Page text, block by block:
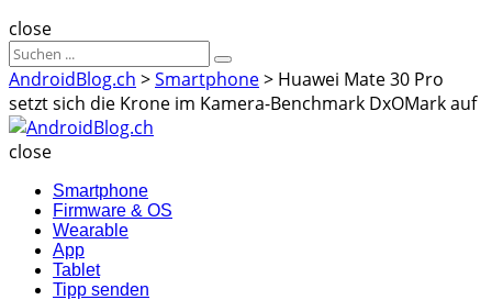
Suche
close
Sucheergebnisse
für
Suche
AndroidBlog.ch >Smartphone> Huawei Mate 30 Pro
setzt sich die Krone im Kamera-Benchmark DxOMark auf
close
Smartphone
Firmware & OS
Wearable
App
Tablet
Tipp senden